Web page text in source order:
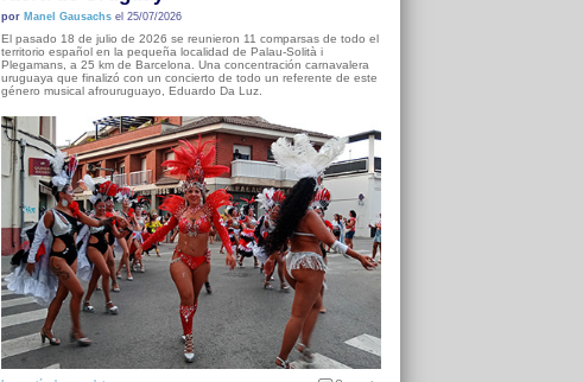
por Manel Gausachsel 25/07/2026
El pasado 18 de julio de 2026 se reunieron 11 comparsas de todo el
territorio español en la pequeña localidad de Palau-Solità i
Plegamans, a 25 km de Barcelona. Una concentración carnavalera
uruguaya que finalizó con un concierto de todo un referente de este
género musical afrouruguayo, Eduardo Da Luz.